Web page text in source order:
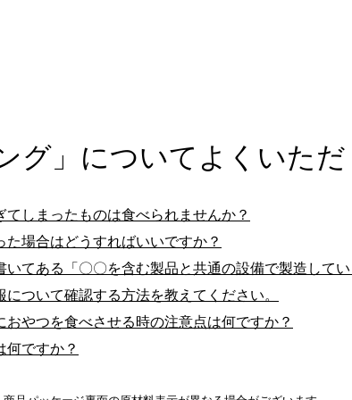
グ」についてよくいた
てしまったものは食べられませんか？
た場合はどうすればいいですか？
いてある「〇〇を含む製品と共通の設備で製造して
について確認する方法を教えてください。
おやつを食べさせる時の注意点は何ですか？
何ですか？